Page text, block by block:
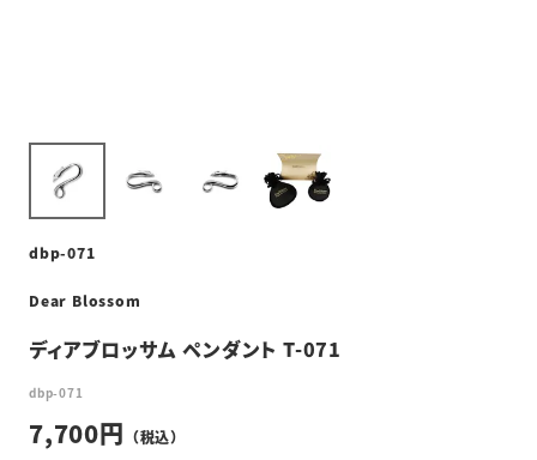
dbp-071
Dear Blossom
ディアブロッサム ペンダント T-071
dbp-071
7,700